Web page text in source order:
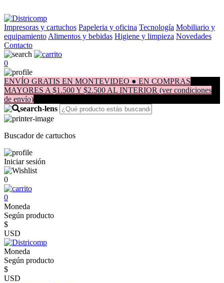
Impresoras y cartuchos Papeleria y oficina Tecnología Mobiliario y
equipamiento Alimentos y bebidas Higiene y limpieza Novedades
Contacto
0
ENVÍO GRATIS EN MONTEVIDEO ● EN COMPRAS
MAYORES A $1.500 Y $2.500 AL INTERIOR (ver condiciones
de envío)
Buscador de cartuchos
Iniciar sesión
0
0
Moneda
Según producto
$
USD
Moneda
Según producto
$
USD